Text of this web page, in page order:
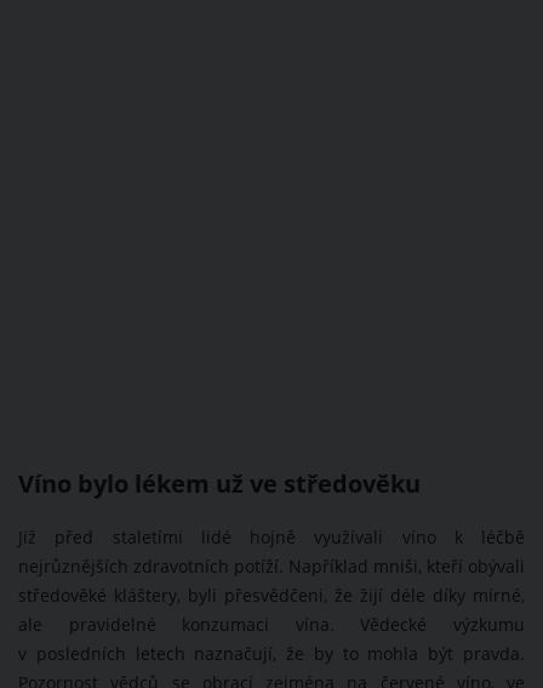
Víno bylo lékem už ve středověku
Již před staletími lidé hojně využívali víno k léčbě
nejrůznějších zdravotních potíží. Například mniši, kteří obývali
středověké kláštery, byli přesvědčeni, že žijí déle díky mírné,
ale pravidelné konzumaci vína. Vědecké výzkumu
v posledních letech naznačují, že by to mohla být pravda.